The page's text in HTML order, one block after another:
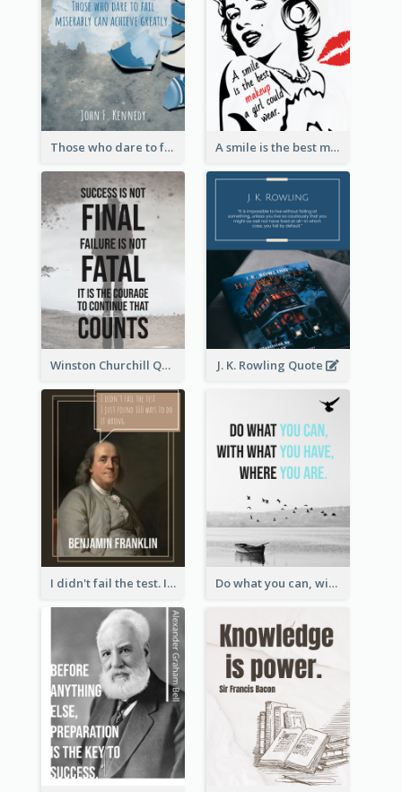
Those who dare to fail miserably can achieve greatly. - John F. Kennedy A smile is the best makeup a girl could wear. - Marilyn Monroe
Winston Churchill Quote J. K. Rowling Quote
I didn't fail the test. I just found 100 ways to do it wrong.-Benjamin Franklin Do what you can, with what you have, where you are. - Teddy Roosevelt